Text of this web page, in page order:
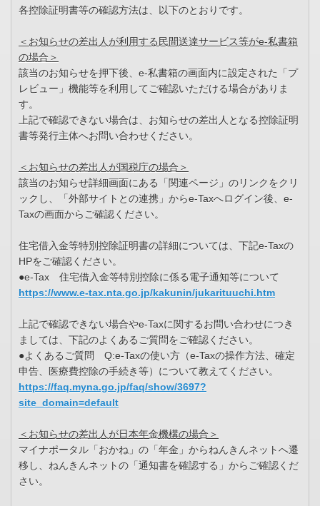
各控除証明書等の確認方法は、以下のとおりです。
＜お知らせの差出人が利用する民間送達サービス等がe-私書箱
の場合＞
該当のお知らせを押下後、e-私書箱の画面内に設定された「プ
レビュー」機能等を利用してご確認いただける場合がありま
す。
上記で確認できない場合は、お知らせの差出人となる控除証明
書等発行主体へお問い合わせください。
＜お知らせの差出人が国税庁の場合＞
該当のお知らせ詳細画面にある「関連ページ」のリンクをクリ
ックし、「外部サイトとの連携」からe-Taxへログイン後、e-
Taxの画面からご確認ください。
住宅借入金等特別控除証明書の詳細については、下記e-Taxの
HPをご確認ください。
●e-Tax 住宅借入金等特別控除に係る電子通知等について
https://www.e-tax.nta.go.jp/kakunin/jukarituuchi.htm
上記で確認できない場合やe-Taxに関するお問い合わせにつき
ましては、下記のよくあるご質問をご確認ください。
●よくあるご質問 Q:e-Taxの使い方（e-Taxの操作方法、確定
申告、医療費控除の手続き等）について教えてください。
https://faq.myna.go.jp/faq/show/3697?
site_domain=default
＜お知らせの差出人が日本年金機構の場合＞
マイナポータル「おかね」の「年金」からねんきんネットへ遷
移し、ねんきんネットの「通知書を確認する」からご確認くだ
さい。